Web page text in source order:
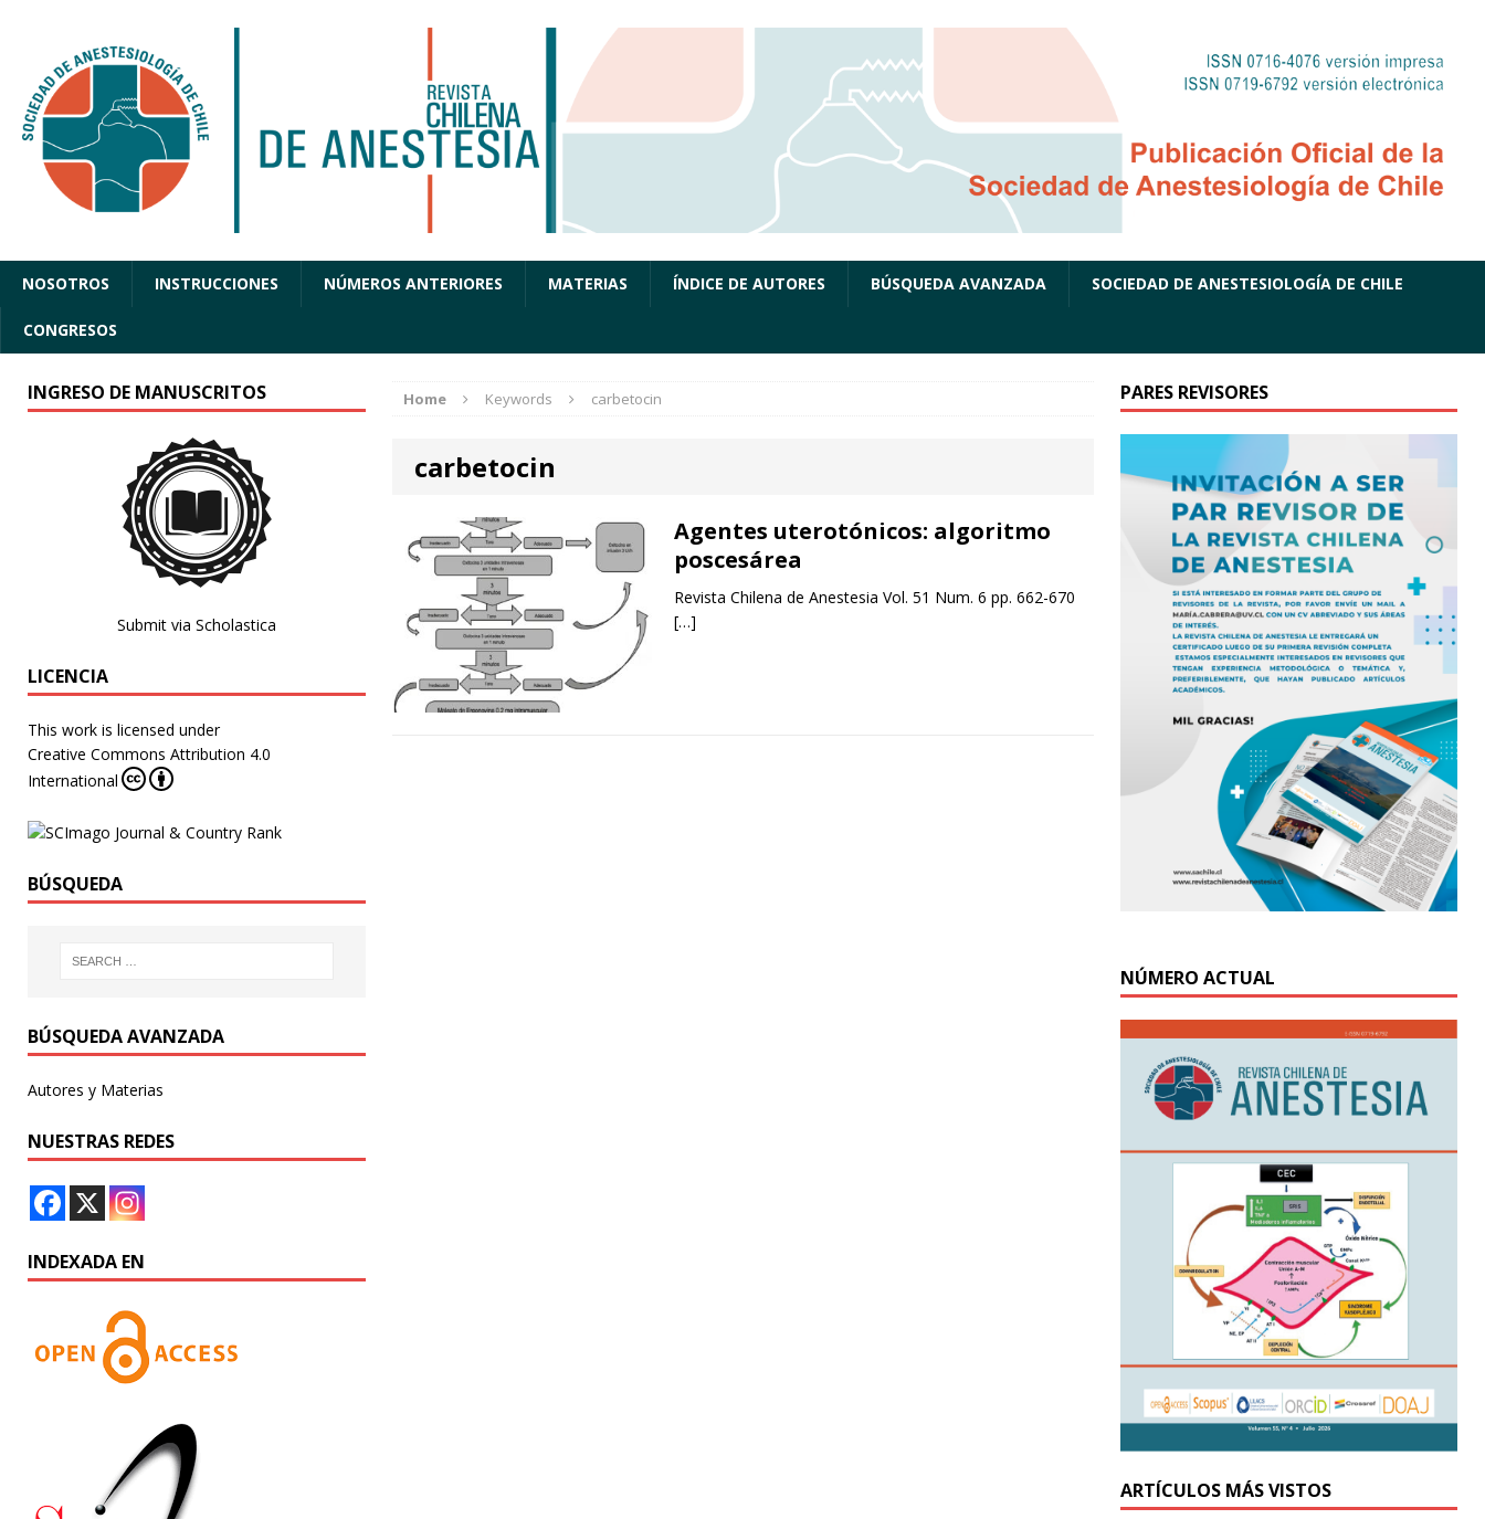
NOSOTROS INSTRUCCIONES NÚMEROS ANTERIORES MATERIAS ÍNDICE DE AUTORES BÚSQUEDA AVANZADA SOCIEDAD DE ANESTESIOLOGÍA DE CHILE
CONGRESOS
Home Keywords carbetocin
carbetocin
Agentes uterotónicos: algoritmo
poscesárea
Revista Chilena de Anestesia Vol. 51 Num. 6 pp. 662-670
[…]
INGRESO DE MANUSCRITOS
Submit via Scholastica
LICENCIA
This work is licensed under
Creative Commons Attribution 4.0
International
BÚSQUEDA
BÚSQUEDA AVANZADA
Autores y Materias
NUESTRAS REDES
INDEXADA EN
PARES REVISORES
NÚMERO ACTUAL
ARTÍCULOS MÁS VISTOS